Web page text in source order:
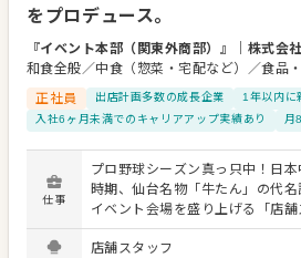
をプロデュース。
『イベント本部（関東外商部）』
株式会
和食全般／中食（惣菜・宅配など）／食品
正社員
出店計画多数の成長企業
1年以内に
入社6ヶ月未満でのキャリアアップ実績あり
月
仕事
プロ野球シーズン真っ只中！日
時期、仙台名物「牛たん」の代
イベント会場を盛り上げる「店
す。 私たちの主戦場は、ペナン
ロ野球チームのスタジアムや、活
店舗スタッフ